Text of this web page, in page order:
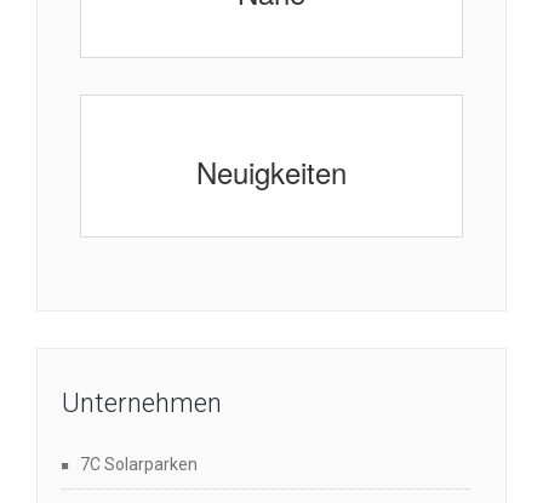
Neuigkeiten
Unternehmen
7C Solarparken